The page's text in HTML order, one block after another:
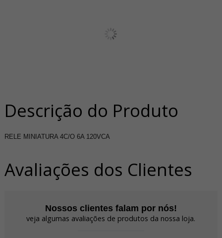
Descrição do Produto
RELE MINIATURA 4C/O 6A 120VCA
Avaliações dos Clientes
Nossos clientes falam por nós!
veja algumas avaliações de produtos da nossa loja.